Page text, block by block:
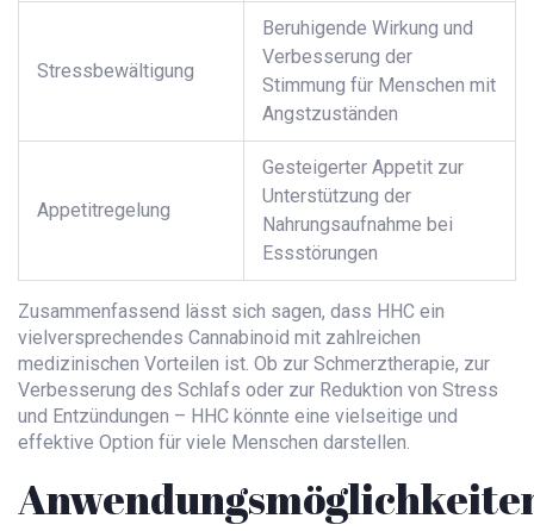
Stressbewältigung
Beruhigende Wirkung und
Verbesserung der
Stimmung für Menschen mit
Angstzuständen
Appetitregelung
Gesteigerter Appetit zur
Unterstützung der
Nahrungsaufnahme bei
Essstörungen
Zusammenfassend lässt sich sagen, dass HHC ein
vielversprechendes Cannabinoid mit zahlreichen
medizinischen Vorteilen ist. Ob zur Schmerztherapie, zur
Verbesserung des Schlafs oder zur Reduktion von Stress
und Entzündungen – HHC könnte eine vielseitige und
effektive Option für viele Menschen darstellen.